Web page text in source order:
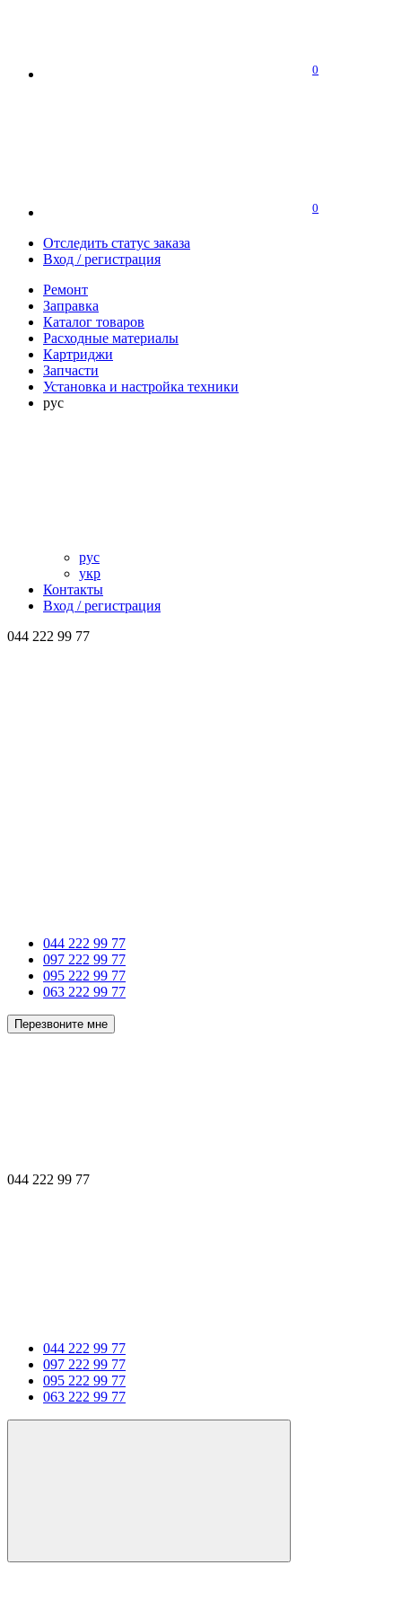
0
0
Отследить статус заказа
Вход / регистрация
Ремонт
Заправка
Каталог товаров
Расходные материалы
Картриджи
Запчасти
Установка и настройка техники
рус
рус
укр
Контакты
Вход / регистрация
044 222 99 77
044 222 99 77
097 222 99 77
095 222 99 77
063 222 99 77
Перезвоните мне
044 222 99 77
044 222 99 77
097 222 99 77
095 222 99 77
063 222 99 77